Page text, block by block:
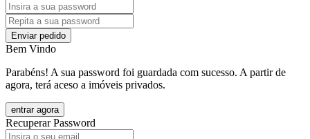
Enviar pedido
Bem Vindo
Parabéns! A sua password foi guardada com sucesso. A partir de
agora, terá aceso a imóveis privados.
entrar agora
Recuperar Password